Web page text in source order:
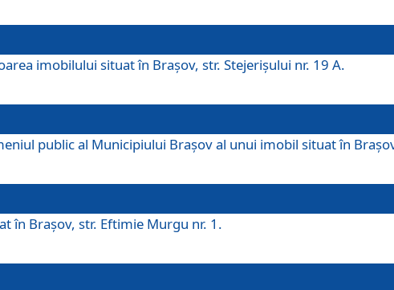
imobilului situat în Braşov, str. Stejerişului nr. 19 A.
public al Municipiului Braşov al unui imobil situat în
în Braşov, str. Eftimie Murgu nr. 1.